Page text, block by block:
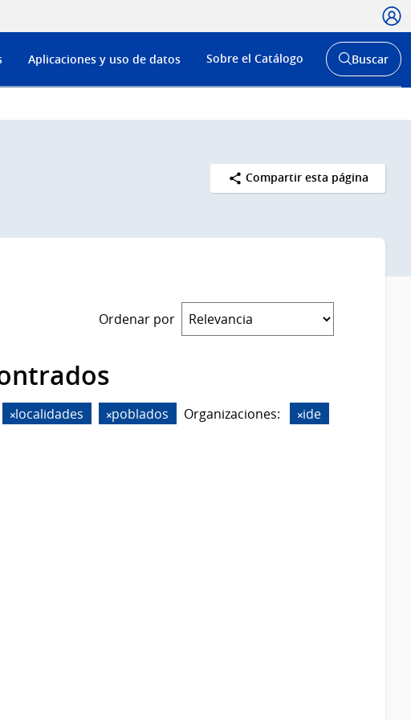
Menú
de
Aplicaciones y uso de datos Sobre el Catálogo
Abrir
buscador
Buscar
Compartir esta página
Ordenar por
localidades poblados Organizaciones:
ide